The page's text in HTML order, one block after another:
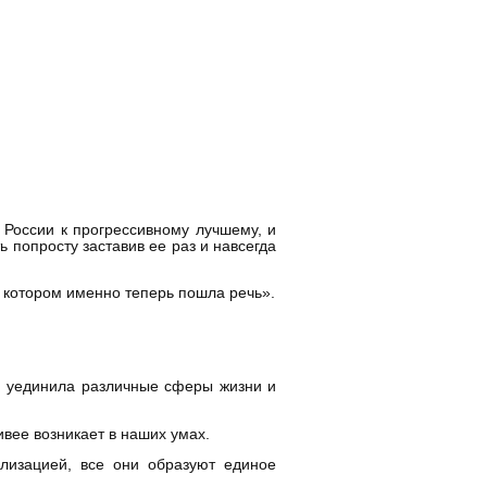
к прогрессивному лучшему, и
заставив ее раз и навсегда
котором именно теперь пошла речь».
уединила различные сферы жизни и
возникает в наших умах.
все они образуют единое